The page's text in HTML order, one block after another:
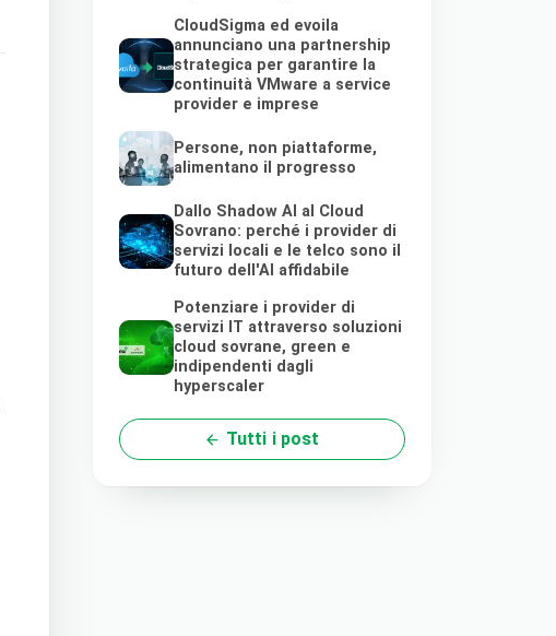
CloudSigma ed evoila
annunciano una partnership
strategica per garantire la
continuità VMware a service
provider e imprese
Persone, non piattaforme,
alimentano il progresso
Dallo Shadow AI al Cloud
Sovrano: perché i provider di
servizi locali e le telco sono il
futuro dell'AI affidabile
Potenziare i provider di
servizi IT attraverso soluzioni
cloud sovrane, green e
indipendenti dagli
hyperscaler
Tutti i post